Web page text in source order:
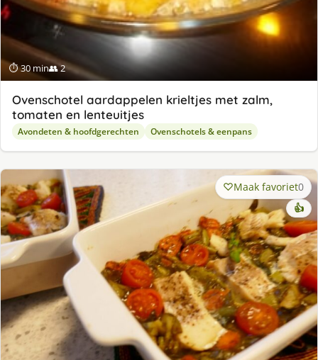
⏱ 30 min👥 2
Ovenschotel aardappelen krieltjes met zalm,
tomaten en lenteuitjes
Avondeten & hoofdgerechten Ovenschotels & eenpans
Maak favoriet0
👍